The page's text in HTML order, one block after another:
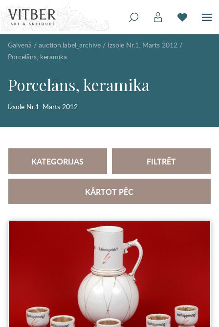
Galvenā / auction.label_archive / Izsole Nr.1. Marts 2012 /
Porcelāns, keramika
Porcelāns, keramika
Izsole Nr.1. Marts 2012
KATEGORIJAS FILTRĒT
KĀRTOT PĒC